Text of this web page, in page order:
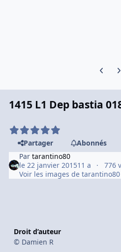
1415 L1 Dep bastia
Partager
Abonnés
Partarantino80
le 22 janvier 201511 a
776
Voir les images de tarantino80
Droit d’auteur
© Damien R